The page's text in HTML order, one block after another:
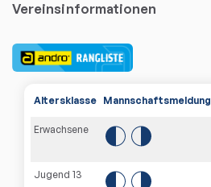
Vereinsinformationen
Altersklasse Mannschaftsmeldung
Erwachsene
Jugend 13